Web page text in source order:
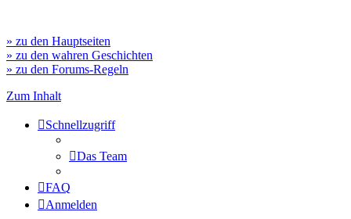
» zu den Hauptseiten
» zu den wahren Geschichten
» zu den Forums-Regeln
Zum Inhalt
Schnellzugriff
Das Team
FAQ
Anmelden